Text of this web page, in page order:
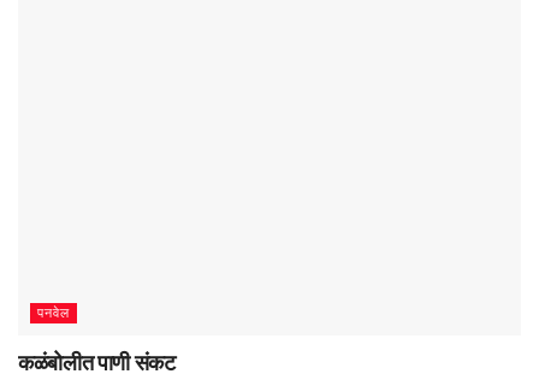
पनवेल
कळंबोलीत पाणी संकट